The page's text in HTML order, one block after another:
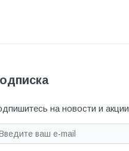
на новости и акции